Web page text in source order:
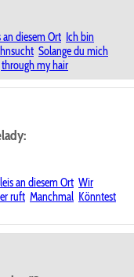
diesem Ort Ich bin
Solange du mich
my hair
an diesem Ort Wir
ruft Manchmal Könntest